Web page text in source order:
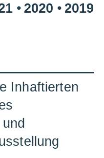
2020
2019
Inhaftierten